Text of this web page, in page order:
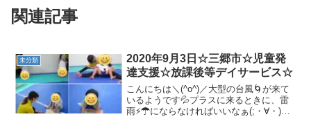
関連記事
未分類
2020年9月3日☆三郷市☆児童発
達支援☆放課後等デイサービス☆
こんにちは＼(^o^)／大型の台風🌀が来て
いるようです💦プラスに来るときに、雷
雨⚡☂にならなければいいなぁ(;・∀・)皆